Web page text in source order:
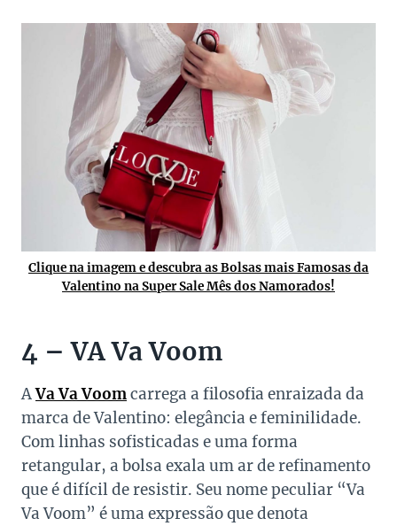
Clique na imagem e descubra as Bolsas mais Famosas da
Valentino na Super Sale Mês dos Namorados!
4 – VA Va Voom
AVa Va Voomcarrega a filosofia enraizada da
marca de Valentino: elegância e feminilidade.
Com linhas sofisticadas e uma forma
retangular, a bolsa exala um ar de refinamento
que é difícil de resistir. Seu nome peculiar “Va
Va Voom” é uma expressão que denota